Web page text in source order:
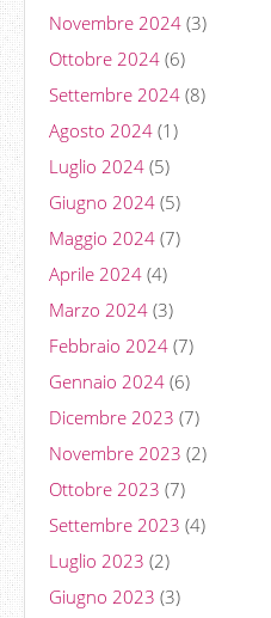
Novembre 2024 (3)
Ottobre 2024 (6)
Settembre 2024 (8)
Agosto 2024 (1)
Luglio 2024 (5)
Giugno 2024 (5)
Maggio 2024 (7)
Aprile 2024 (4)
Marzo 2024 (3)
Febbraio 2024 (7)
Gennaio 2024 (6)
Dicembre 2023 (7)
Novembre 2023 (2)
Ottobre 2023 (7)
Settembre 2023 (4)
Luglio 2023 (2)
Giugno 2023 (3)